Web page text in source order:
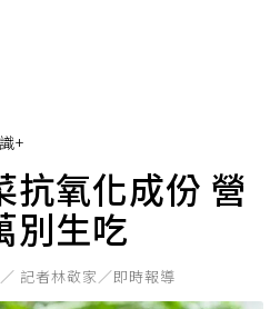
+
抗氧化成份 營
別生吃
記者林敬家／即時報導